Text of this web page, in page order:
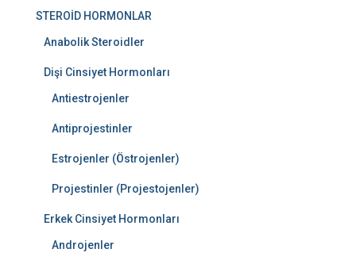
STEROİD HORMONLAR
Anabolik Steroidler
Dişi Cinsiyet Hormonları
Antiestrojenler
Antiprojestinler
Estrojenler (Östrojenler)
Projestinler (Projestojenler)
Erkek Cinsiyet Hormonları
Androjenler